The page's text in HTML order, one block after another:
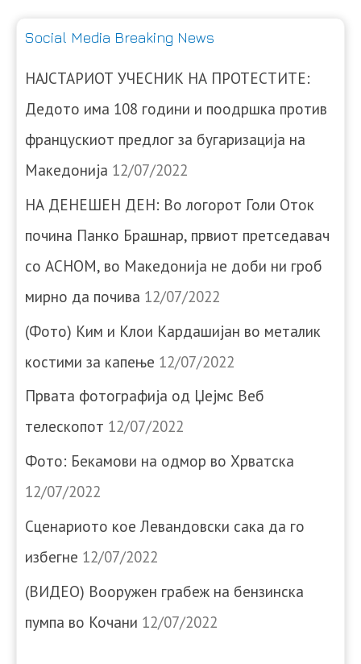
Social Media Breaking News
НАЈСТАРИОТ УЧЕСНИК НА ПРОТЕСТИТЕ:
Дедото има 108 години и поодршка против
францускиот предлог за бугаризација на
Македонија 12/07/2022
НА ДЕНЕШЕН ДЕН: Во логорот Голи Оток
почина Панко Брашнар, првиот претседавач
со АСНОМ, во Македонија не доби ни гроб
мирно да почива 12/07/2022
(Фото) Ким и Клои Кардашијан во металик
костими за капење 12/07/2022
Првата фотографија од Џејмс Веб
телескопот 12/07/2022
Фото: Бекамови на одмор во Хрватска
12/07/2022
Сценариото кое Левандовски сака да го
избегне 12/07/2022
(ВИДЕО) Вооружен грабеж на бензинска
пумпа во Кочани 12/07/2022